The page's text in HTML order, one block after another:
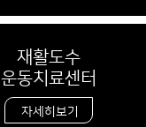
재활도수
운동치료센터
자세히보기